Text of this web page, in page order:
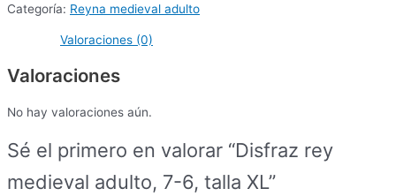
Categoría: Reyna medieval adulto
Valoraciones (0)
Valoraciones
No hay valoraciones aún.
Sé el primero en valorar “Disfraz rey
medieval adulto, 7-6, talla XL”